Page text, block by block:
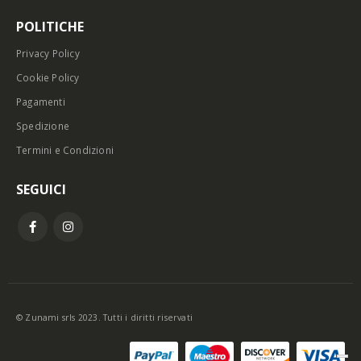
POLITICHE
Privacy Policy
Cookie Policy
Pagamenti
Spedizione
Termini e Condizioni
SEGUICI
© Zunami srls 2023. Tutti i diritti riservati